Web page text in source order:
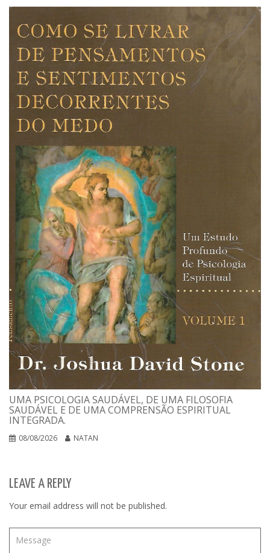
UMA PSICOLOGIA SAUDÁVEL, DE UMA FILOSOFIA
SAUDÁVEL E DE UMA COMPRENSÃO ESPIRITUAL
INTEGRADA.
08/08/2026 NATAN
LEAVE A REPLY
Your email address will not be published.